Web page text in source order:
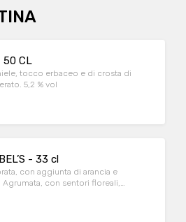
50 CL
5,2 % vol
- 33 cl
con aggiunta di arancia e
con sentori floreali,
moderato. 4,8 % vol